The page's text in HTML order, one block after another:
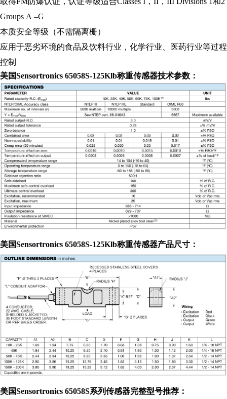
Groups A –G
本质安全等级（不需隔离栅）
应用于恶劣环境的食品及饮料行业，化学行业、医药行业等过程
控制
美国Sensortronics 65058S-125Klb称重传感器技术参数：
美国Sensortronics 65058S-125Klb称重传感器产品尺寸：
美国Sensortronics 65058S系列传感器完整型号推荐：